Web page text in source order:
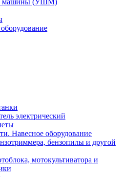
машины (УШМ)
электрический
Навесное оборудование
бензопилы и другой
мотокультиватора и